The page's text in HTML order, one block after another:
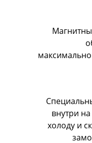
внутри
холоду и